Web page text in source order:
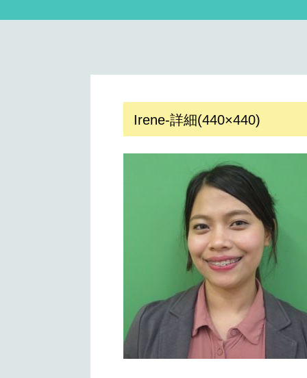
Irene-詳細(440×440)